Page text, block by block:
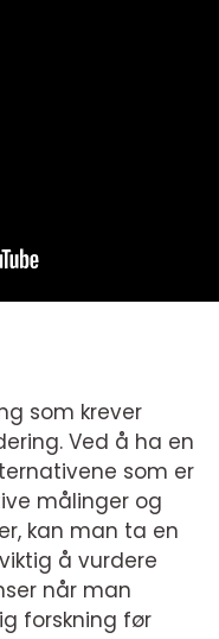
som krever
Ved å ha en
som er
målinger og
kan man ta en
å vurdere
når man
forskning før